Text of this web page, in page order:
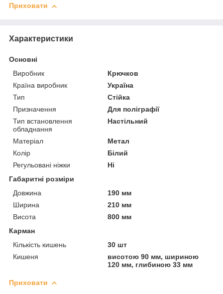
Приховати
Характеристики
Основні
Виробник
Крючков
Країна виробник
Україна
Тип
Стійка
Призначення
Для поліграфії
Тип встановлення
обладнання
Настільний
Матеріал
Метал
Колір
Білий
Регульовані ніжки
Ні
Габаритні розміри
Довжина
190 мм
Ширина
210 мм
Висота
800 мм
Карман
Кількість кишень
30 шт
Кишеня
висотою 90 мм, шириною
120 мм, глибиною 33 мм
Приховати